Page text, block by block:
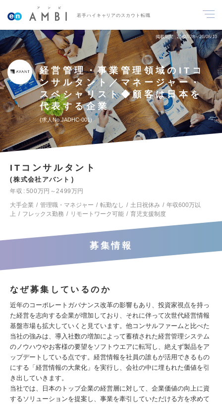
若手ハイキャリアのスカウト転職
掲載期間 26/07/28～26/08/10
経営管理・事業管理領域のITコ
ンサルタント／マネージャー・
スペシャリスト◆顧客は日本を
代表する企業
求人No.JADHC-001
ITコンサルタント
株式会社アバント
年収
500万円～2499万円
大手企業
管理職・マネジャー 転勤なし 土日祝休み
年収600万以
上
フレックス勤務 リモートワーク可能 育児支援制度
募集情報
なぜ募集しているのか
近年のコーポレートガバナンス改革の影響もあり、投資家視点を持っ
た経営を志向する企業が増加しており、それに伴って次世代経営情報
基盤市場も拡大していくと見ています。他コンサルファームと比べた
当社の強みは、導入社数の増加によって蓄積された経営管理システム
のノウハウやお客様の要望をソフトウエアに転写し、絶えず製品をア
ップデートしている点です。経営情報を社員の誰もが活用できるもの
にする「経営情報の大衆化」を実行し、会社の中に埋もれた価値を引
き出していきます。
当社では、日本のトップ企業の経営層に対して、企業価値の向上に資
するソリューションを提案し、事業を牽引していただける方を求めて